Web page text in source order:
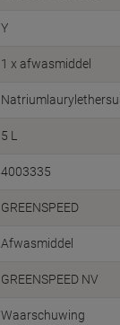
Y
1 x afwasmiddel
5 L
4003335
GREENSPEED
Afwasmiddel
GREENSPEED NV
Waarschuwing